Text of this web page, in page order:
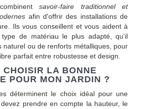
savoir-faire traditionnel et
afin d'offrir des installations de
Ils vous conseillent et vous aident à
type de matériau le plus adapté, qu'il
naturel ou de renforts métalliques, pour
parfait entre robustesse et design.
CHOISIR LA BONNE
POUR MON JARDIN ?
déterminent le choix idéal pour une
prendre en compte la hauteur, le